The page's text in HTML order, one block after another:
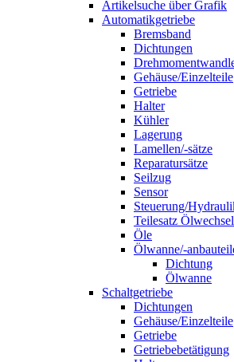
Artikelsuche über Grafik
Automatikgetriebe
Bremsband
Dichtungen
Gehäuse/Einzelteile
Getriebe
Halter
Kühler
Lagerung
Lamellen/-sätze
Reparatursätze
Seilzug
Sensor
Steuerung/
Teilesatz Ölwechsel
Öle
Ölwanne/-
Dichtung
Ölwanne
Schaltgetriebe
Dichtungen
Gehäuse/Einzelteile
Getriebe
Getriebebetätigung